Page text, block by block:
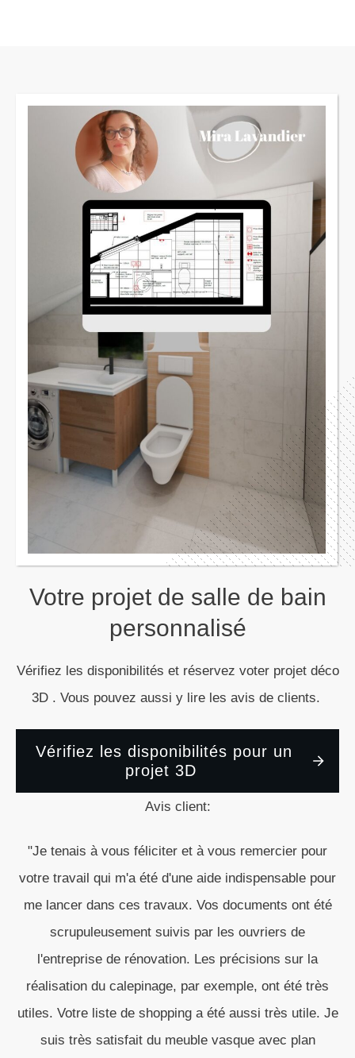
Votre projet de salle de bain
personnalisé
Vérifiez les disponibilités et réservez voter projet déco
3D . Vous pouvez aussi y lire les avis de clients.
Vérifiez les disponibilités pour un
projet 3D
Avis client:
"Je tenais à vous féliciter et à vous remercier pour
votre travail qui m'a été d'une aide indispensable pour
me lancer dans ces travaux. Vos documents ont été
scrupuleusement suivis par les ouvriers de
l'entreprise de rénovation. Les précisions sur la
réalisation du calepinage, par exemple, ont été très
utiles. Votre liste de shopping a été aussi très utile. Je
suis très satisfait du meuble vasque avec plan